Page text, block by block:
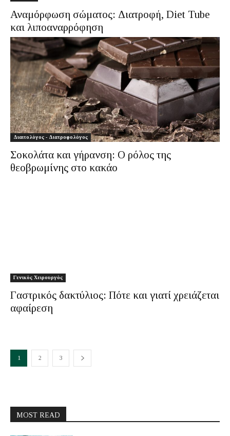
Αναμόρφωση σώματος: Διατροφή, Diet Tube
και λιποαναρρόφηση
Διαιτολόγος - Διατροφολόγος
Σοκολάτα και γήρανση: Ο ρόλος της
θεοβρωμίνης στο κακάο
Γενικός Χειρουργός
Γαστρικός δακτύλιος: Πότε και γιατί χρειάζεται
αφαίρεση
1 2 3
MOST READ